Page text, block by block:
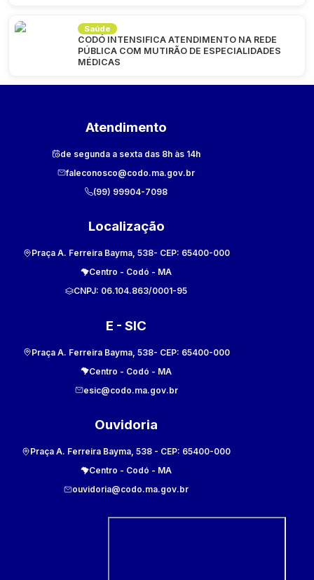
Saúde
CODÓ INTENSIFICA ATENDIMENTO NA REDE
PÚBLICA COM MUTIRÃO DE ESPECIALIDADES
MÉDICAS
Atendimento
de segunda a sexta das 8h às 14h
faleconosco@codo.ma.gov.br
(99) 99904-7098
Localização
Praça A. Ferreira Bayma, 538- CEP: 65400-000
Centro - Codó - MA
CNPJ: 06.104.863/0001-95
E - SIC
Praça A. Ferreira Bayma, 538- CEP: 65400-000
Centro - Codó - MA
esic@codo.ma.gov.br
Ouvidoria
Praça A. Ferreira Bayma, 538 - CEP: 65400-000
Centro - Codó - MA
ouvidoria@codo.ma.gov.br